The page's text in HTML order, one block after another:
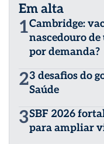
Em alta
1Cambridge:
nascedouro
por demanda?
23 desafios do
Saúde
3SBF 2026
para ampliar